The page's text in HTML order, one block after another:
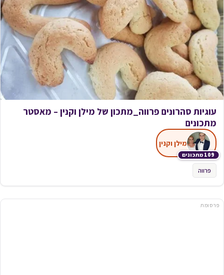
עוגיות סהרונים פרווה_מתכון של מילן וקנין – מאסטר
מתכונים
109 מתכונים
מילן וקנין
פרווה
פרסומת